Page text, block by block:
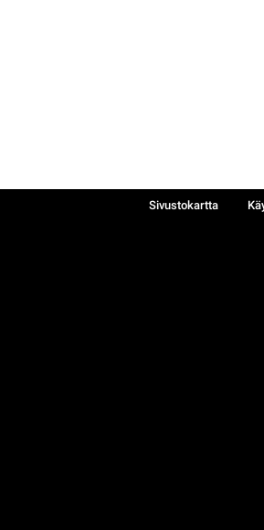
Sivustokartta